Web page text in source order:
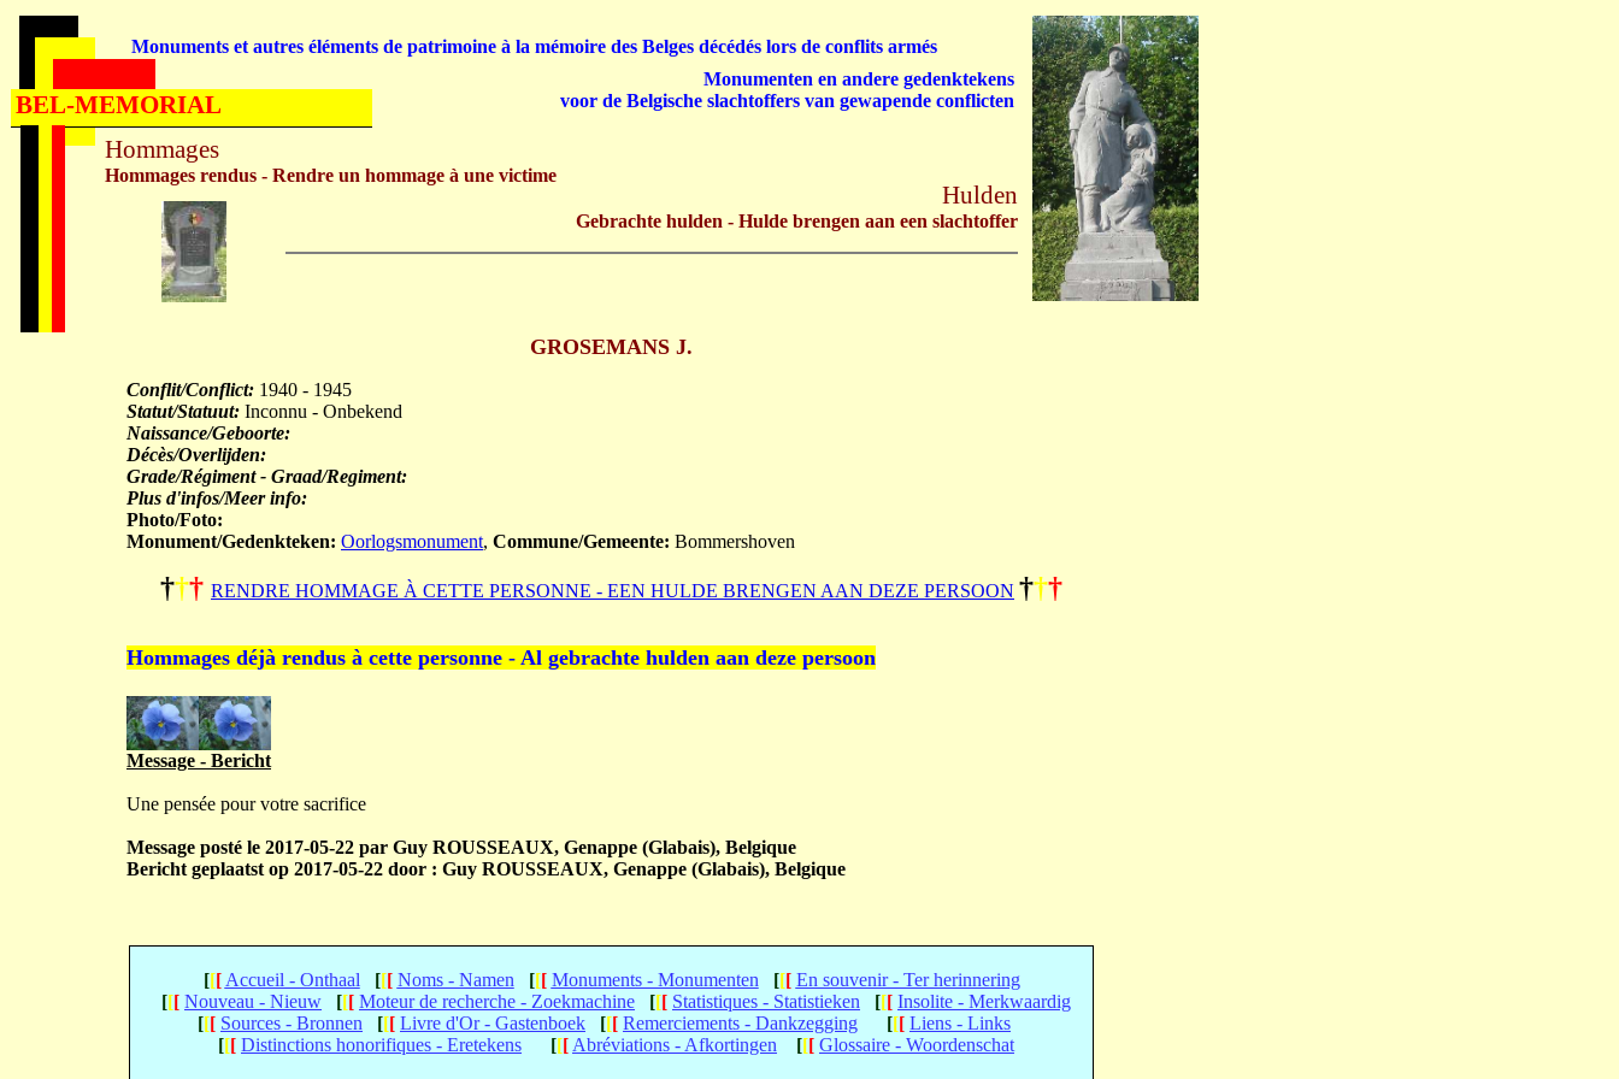
GROSEMANS J.
Conflit/Conflict: 1940 - 1945
Statut/Statuut: Inconnu - Onbekend
Naissance/Geboorte:
Décès/Overlijden:
Grade/Régiment - Graad/Regiment:
Plus d'infos/Meer info:
Photo/Foto:
Monument/Gedenkteken: Oorlogsmonument, Commune/Gemeente: Bommershoven
††† RENDRE HOMMAGE À CETTE PERSONNE - EEN HULDE BRENGEN AAN DEZE PERSOON †††
Hommages déjà rendus à cette personne - Al gebrachte hulden aan deze persoon
Message - Bericht
Une pensée pour votre sacrifice
Message posté le 2017-05-22 par Guy ROUSSEAUX, Genappe (Glabais), Belgique
Bericht geplaatst op 2017-05-22 door : Guy ROUSSEAUX, Genappe (Glabais), Belgique
[[[ Accueil - Onthaal [[[ Noms - Namen [[[ Monuments - Monumenten [[[ En souvenir - Ter herinnering
[[[ Nouveau - Nieuw [[[ Moteur de recherche - Zoekmachine [[[ Statistiques - Statistieken [[[ Insolite - Merkwaardig
[[[ Sources - Bronnen [[[ Livre d'Or - Gastenboek [[[ Remerciements - Dankzegging [[[ Liens - Links
[[[ Distinctions honorifiques - Eretekens [[[ Abréviations - Afkortingen [[[ Glossaire - Woordenschat
Hommages
Hommages rendus - Rendre un hommage à une victime
Hulden
Gebrachte hulden - Hulde brengen aan een slachtoffer
Monuments et autres éléments de patrimoine à la mémoire des Belges décédés lors de conflits armés
Monumenten en andere gedenktekens
voor de Belgische slachtoffers van gewapende conflicten
BEL-MEMORIAL